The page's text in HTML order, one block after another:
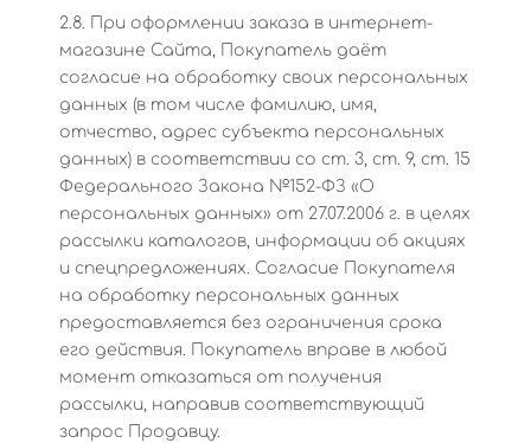
2.8. При оформлении заказа в интернет-
магазине Сайта, Покупатель даёт
согласие на обработку своих персональных
данных (в том числе фамилию, имя,
отчество, адрес субъекта персональных
данных) в соответствии со ст. 3, ст. 9, ст. 15
Федерального Закона №152-ФЗ «О
персональных данных» от 27.07.2006 г. в целях
рассылки каталогов, информации об акциях
и спецпредложениях. Согласие Покупателя
на обработку персональных данных
предоставляется без ограничения срока
его действия. Покупатель вправе в любой
момент отказаться от получения
рассылки, направив соответствующий
запрос Продавцу.